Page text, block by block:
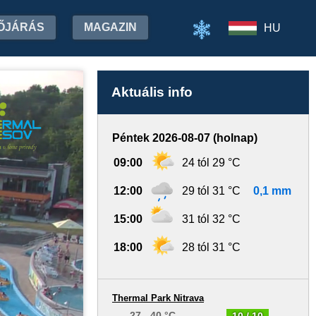
MAGAZIN HU
Aktuális info
Péntek 2026-08-07 (holnap)
09:00 24 tól 29 °C
12:00 29 tól 31 °C 0,1 mm
15:00 31 tól 32 °C
18:00 28 tól 31 °C
Thermal Park Nitrava